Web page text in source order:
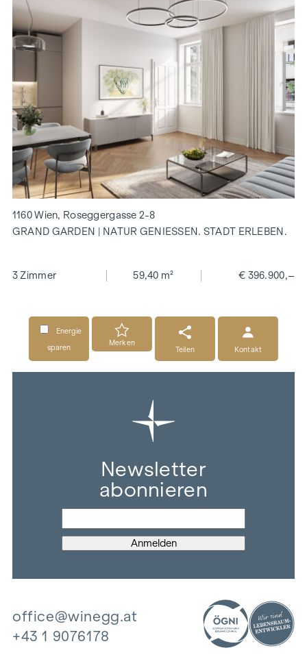
1160 Wien, Roseggergasse 2-8
GRAND GARDEN | NATUR GENIESSEN. STADT ERLEBEN.
3 Zimmer 59,40 m² € 396.900,–
Energie
sparen
Merken
Teilen
Kontakt
Newsletter
abonnieren
office@winegg.at
+43 1 9076178